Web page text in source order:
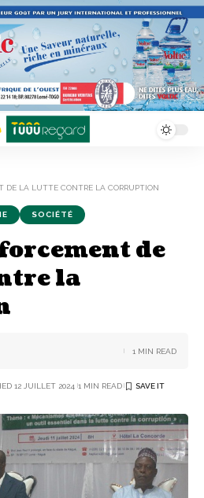
DE LA LUTTE CONTRE LA CORRUPTION
SOCIÉTÉ
de
la
12 JUILLET 2024 1 MIN READ
1 MIN READ